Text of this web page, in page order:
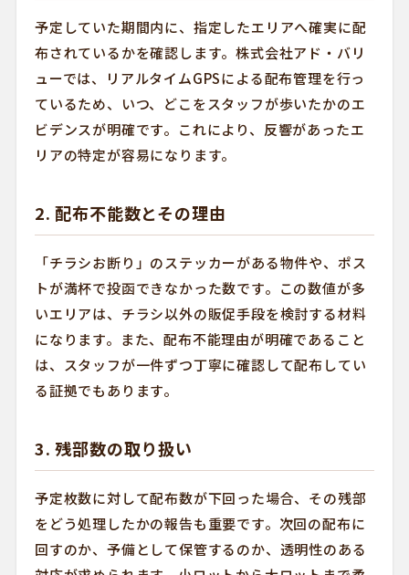
予定していた期間内に、指定したエリアへ確実に配
布されているかを確認します。株式会社アド・バリ
ューでは、リアルタイムGPSによる配布管理を行っ
ているため、いつ、どこをスタッフが歩いたかのエ
ビデンスが明確です。これにより、反響があったエ
リアの特定が容易になります。
2. 配布不能数とその理由
「チラシお断り」のステッカーがある物件や、ポス
トが満杯で投函できなかった数です。この数値が多
いエリアは、チラシ以外の販促手段を検討する材料
になります。また、配布不能理由が明確であること
は、スタッフが一件ずつ丁寧に確認して配布してい
る証拠でもあります。
3. 残部数の取り扱い
予定枚数に対して配布数が下回った場合、その残部
をどう処理したかの報告も重要です。次回の配布に
回すのか、予備として保管するのか、透明性のある